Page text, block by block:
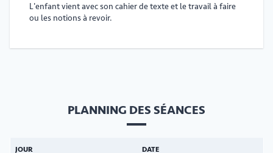
L'enfant vient avec son cahier de texte et le travail à faire
ou les notions à revoir.
PLANNING DES SÉANCES